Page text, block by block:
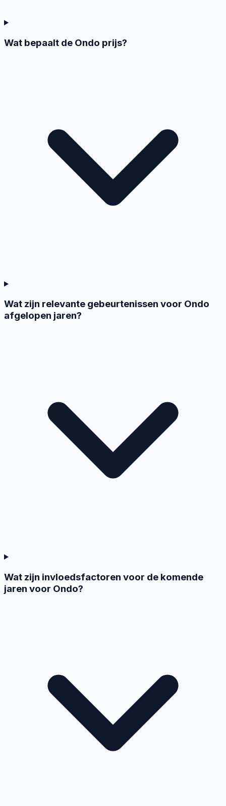
Wat bepaalt de Ondo prijs?
Wat zijn relevante gebeurtenissen voor Ondo
afgelopen jaren?
Wat zijn invloedsfactoren voor de komende
jaren voor Ondo?